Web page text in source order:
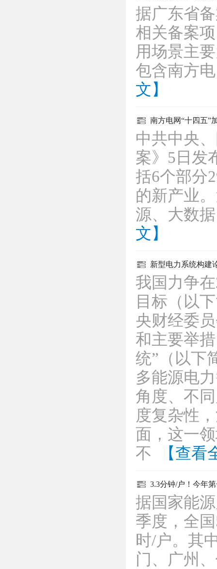
据广东省
相关备案
用场景主
包含南方
文】
南方电网“十四五”
中共中央
案》5日发
括6个部分
的新产业
源、大数
文】
新型电力系统构
我国力争
目标（以
央财经委
和主要举
统”（以下
多能源电
角度、不
度复杂性
面，这一
不
【查看
3.3分钟/户！今年
据国家能
季度，全
时/户。其
门、广州